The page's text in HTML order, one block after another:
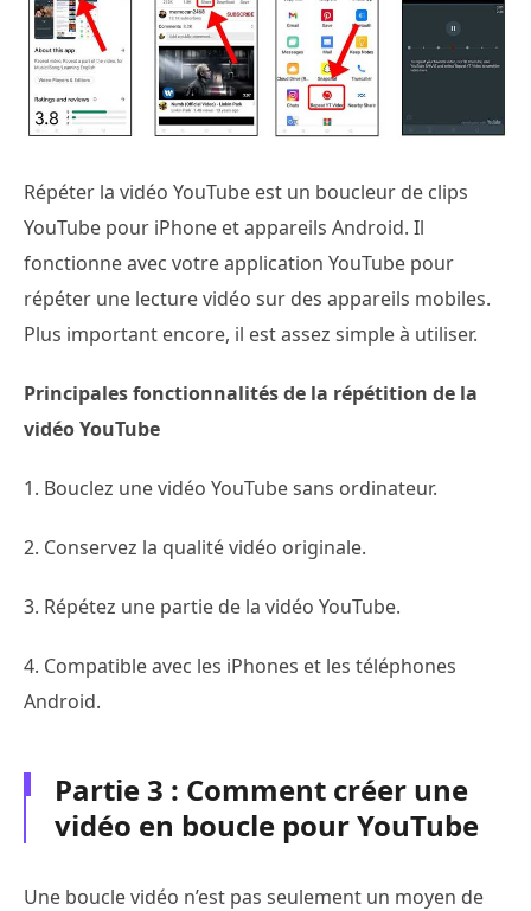
Répéter la vidéo YouTube est un boucleur de clips
YouTube pour iPhone et appareils Android. Il
fonctionne avec votre application YouTube pour
répéter une lecture vidéo sur des appareils mobiles.
Plus important encore, il est assez simple à utiliser.
Principales fonctionnalités de la répétition de la
vidéo YouTube
1. Bouclez une vidéo YouTube sans ordinateur.
2. Conservez la qualité vidéo originale.
3. Répétez une partie de la vidéo YouTube.
4. Compatible avec les iPhones et les téléphones
Android.
Partie 3 : Comment créer une
vidéo en boucle pour YouTube
Une boucle vidéo n’est pas seulement un moyen de